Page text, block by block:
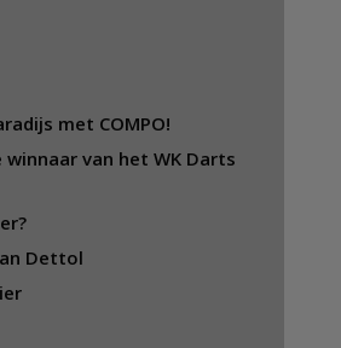
met COMPO!
van het WK Darts
Dettol